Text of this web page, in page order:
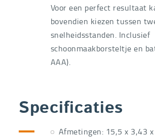
Voor een perfect resultaat
bovendien kiezen tussen
snelheidsstanden. Inclusief
schoonmaakborsteltje en
AAA).
Specificaties
Afmetingen: 15,5 x 3,43